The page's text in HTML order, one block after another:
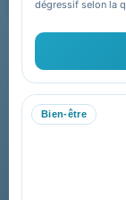
dégressif selon la
Bien-être
Vous pouvez vous
cela nos
site.
Devis,